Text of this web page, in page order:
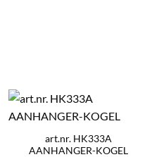
art.nr. HK333A
AANHANGER-KOGEL